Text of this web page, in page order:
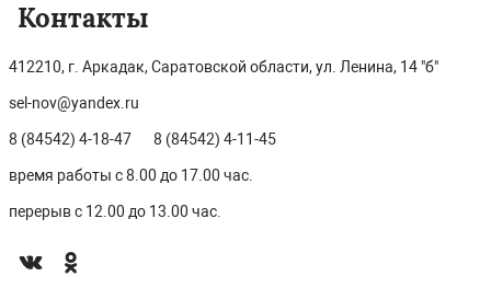
Контакты
412210, г. Аркадак, Саратовской области, ул. Ленина, 14 "б"
sel-nov@yandex.ru
8 (84542) 4-18-47 8 (84542) 4-11-45
время работы с 8.00 до 17.00 час.
перерыв с 12.00 до 13.00 час.